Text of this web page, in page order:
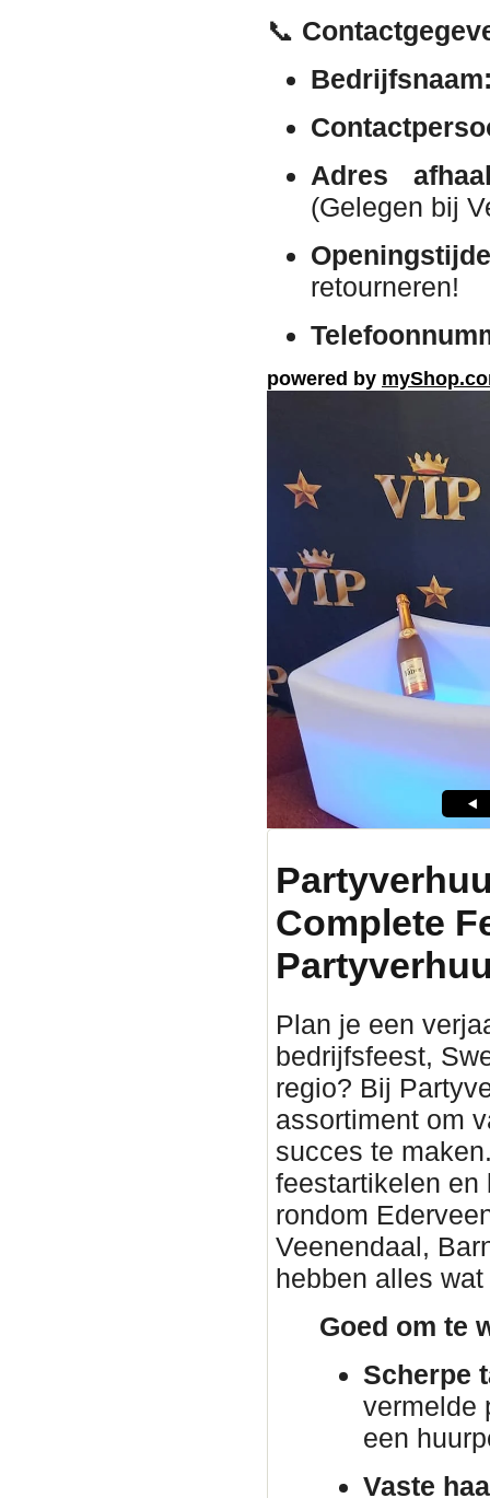
📞
Adres
(Gelegen bij
retourneren!
powered by
Complete
Plan je een
bedrijfsfeest,
regio? Bij
assortiment om
succes te
feestartikelen en
rondom
Veenendaal,
hebben alles
Goed om te
Scherpe
vermelde
een
Vaste